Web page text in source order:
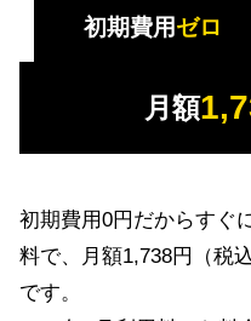
初期費用ゼロ
月額
初期費用0円だからすぐ
料で、月額1,738円（税
です。